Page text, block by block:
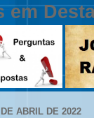
em
ABRIL DE 2022